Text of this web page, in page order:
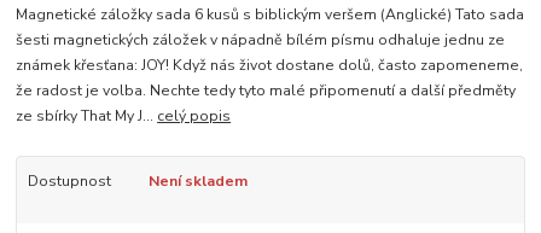
Magnetické záložky sada 6 kusů s biblickým veršem (Anglické) Tato sada
šesti magnetických záložek v nápadně bílém písmu odhaluje jednu ze
známek křesťana: JOY! Když nás život dostane dolů, často zapomeneme,
že radost je volba. Nechte tedy tyto malé připomenutí a další předměty
ze sbírky That My J... celý popis
Dostupnost Není skladem